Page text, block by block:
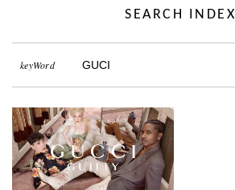
SEARCH INDEX
keyWord GUCI